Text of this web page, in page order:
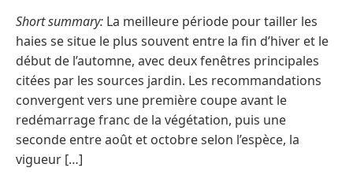
Short summary: La meilleure période pour tailler les
haies se situe le plus souvent entre la fin d’hiver et le
début de l’automne, avec deux fenêtres principales
citées par les sources jardin. Les recommandations
convergent vers une première coupe avant le
redémarrage franc de la végétation, puis une
seconde entre août et octobre selon l’espèce, la
vigueur […]